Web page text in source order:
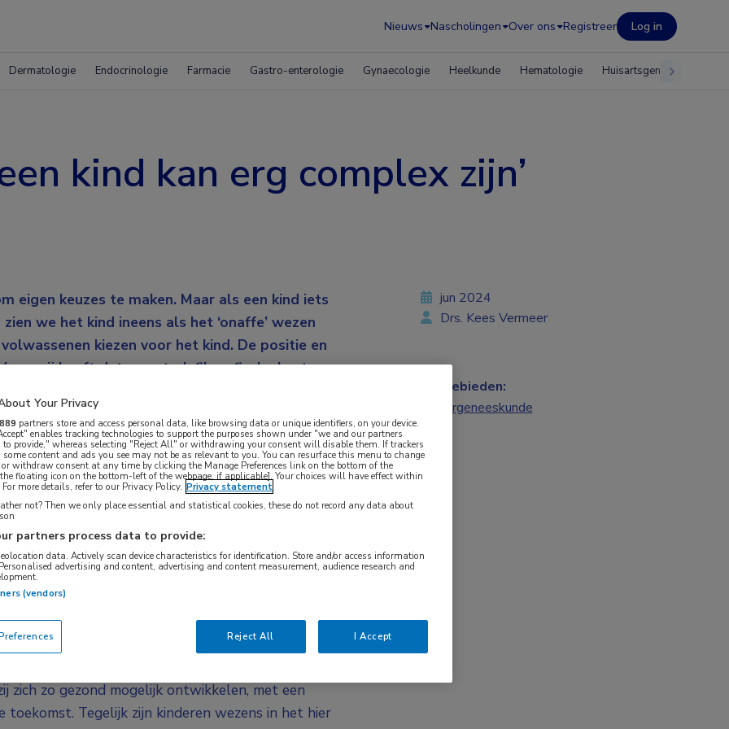
Nieuws Nascholingen Over ons Registreer Log in
Dermatologie Endocrinologie Farmacie Gastro-enterologie Gynaecologie Heelkunde Hematologie Huisartsgeneeskunde
kind kan erg complex zijn’
eigen keuzes te maken. Maar als een kind iets
we het kind ineens als het ‘onaffe’ wezen
kiezen voor het kind. De positie en
mij heeft dat een sterk filosofische kant:
in de kindergeneeskunde nauwelijks
ethicus prof. dr. Martine de Vries (LUMC). Zij is 2
hoofd van de afdeling Ethiek en Recht.
Ethiek en Gezondheid (CEG), een
en de Raad voor Volksgezondheid &
geneeskunde gecombineerd. Bij mijn opleiding
de vraag stellen: waarom zijn er
kleine volwassenen, hun lichaam is anders en
zijn. Maar voor De Vries is dat niet het
fysiek anders: het zijn wezens die op weg zijn
zich zo gezond mogelijk ontwikkelen, met een
toekomst. Tegelijk zijn kinderen wezens in het hier
jun 2024
Drs. Kees Vermeer
Vakgebieden:
Kindergeneeskunde
Your Privacy
889 partners store and access personal data, like browsing data or unique identifiers, on your device.
enables tracking technologies to support the purposes shown under "we and our partners
to provide," whereas selecting "Reject All" or withdrawing your consent will disable them. If trackers
some content and ads you see may not be as relevant to you. You can resurface this menu to change
or withdraw consent at any time by clicking the Manage Preferences link on the bottom of the
floating icon on the bottom-left of the webpage, if applicable]. Your choices will have effect within
more details, refer to our Privacy Policy. Privacy statement
not? Then we only place essential and statistical cookies, these do not record any data about
partners process data to provide:
data. Actively scan device characteristics for identification. Store and/or access information
advertising and content, advertising and content measurement, audience research and
(vendors)
Reject All I Accept